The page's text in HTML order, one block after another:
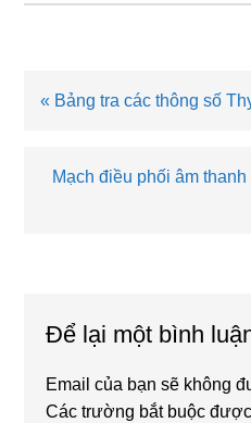
Bài
« Bảng tra các thông số
Bài
Mạch điều phối âm
Để lại một bình
Email của bạn sẽ không
Các trường bắt buộc